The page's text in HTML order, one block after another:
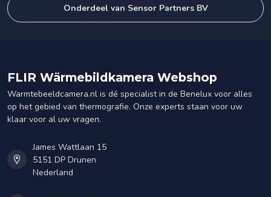
Onderdeel van Sensor Partners BV
FLIR Wärmebildkamera Webshop
Warmtebeeldcamera.nl is dé specialist in de Benelux voor alles
op het gebied van thermografie. Onze experts staan voor uw
klaar voor al uw vragen.
James Wattlaan 15
5151 DP Drunen
Nederland